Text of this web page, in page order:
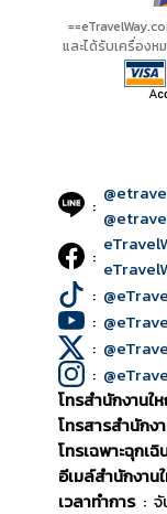
และได้รับเครื่องห
:
:
:
:
:
:
โทรสำนักงานใ
โทรสารสำนักง
โทรเฉพาะฉุกเฉิ
อีเมล์สำนักงา
เวลาทำการ :